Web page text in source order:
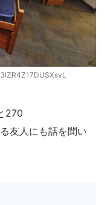
270
友人にも話を聞い